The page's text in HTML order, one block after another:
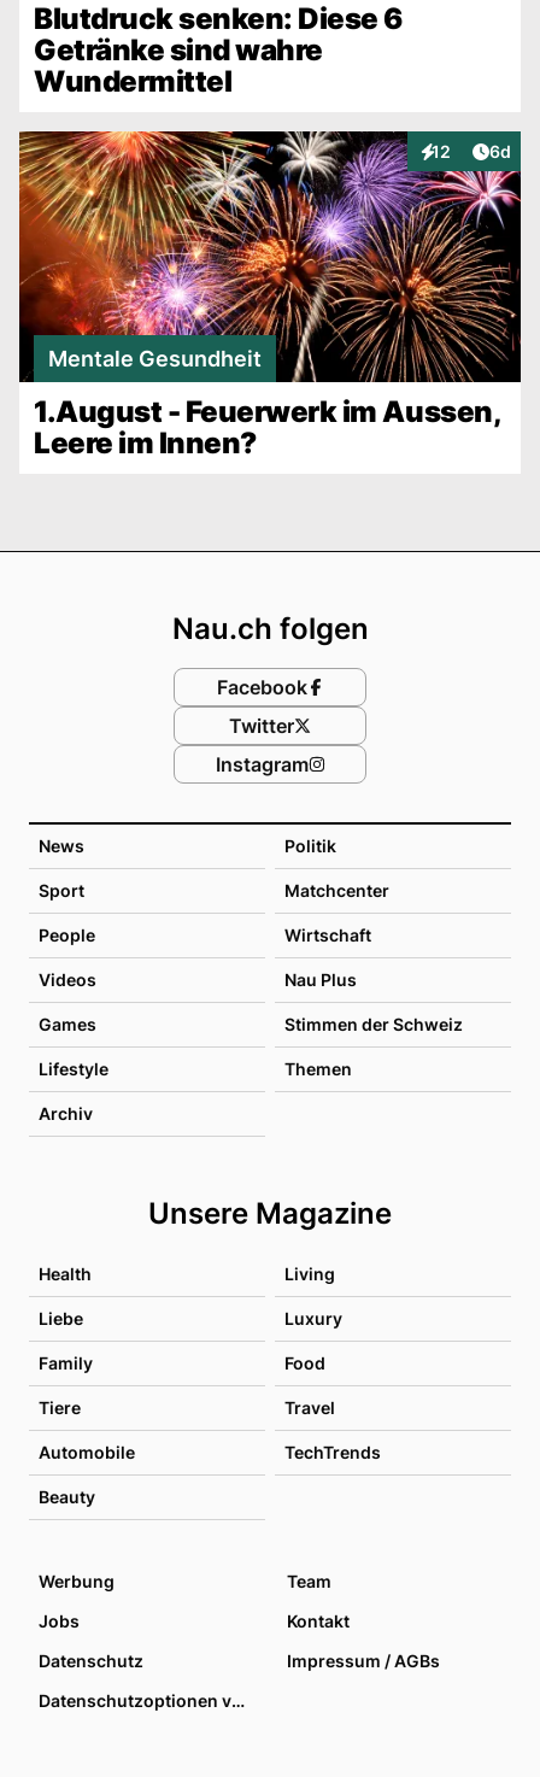
Blutdruck senken: Diese 6
Getränke sind wahre
Wundermittel
12
Interaktionen
6d
Mentale Gesundheit
1.August - Feuerwerk im Aussen,
Leere im Innen?
News Politik
Sport Matchcenter
People Wirtschaft
Videos Nau Plus
Games Stimmen der Schweiz
Lifestyle Themen
Archiv
Unsere Magazine
Health Living
Liebe Luxury
Family Food
Tiere Travel
Automobile TechTrends
Beauty
Nau.ch folgen
Facebook
Twitter
Instagram
Werbung
Team
Jobs
Kontakt
Datenschutz
Impressum / AGBs
Datenschutzoptionen verwalten